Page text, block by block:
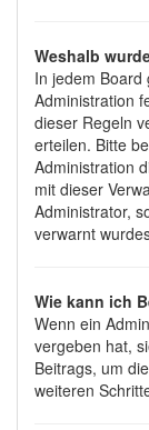
Weshalb
In jedem
Administration
dieser Regeln
erteilen. Bitte
Administration
mit dieser
Administrator,
verwarnt
Wie kann ich
Wenn ein
vergeben hat,
Beitrags, um
weiteren